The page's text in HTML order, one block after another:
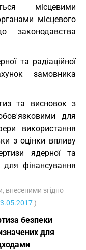
місцевими
місцевого
законодавства
та радіаційної
замовника
та висновок з
для
використання
з оцінки впливу
ядерної та
для фінансування
внесеними згідно
)
безпеки
для